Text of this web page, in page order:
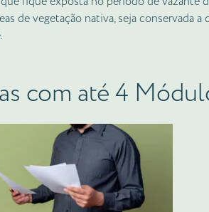
de vegetação nativa, seja conservada
com até 4